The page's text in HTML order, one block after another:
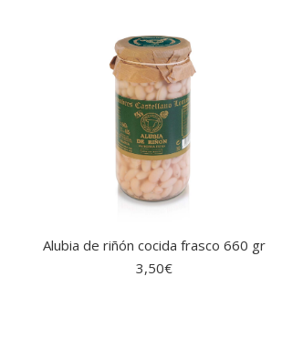
Alubia de riñón cocida frasco 660 gr
3,50€